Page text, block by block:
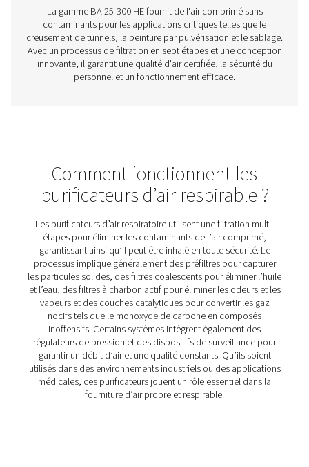
BA 25-300 HE Purificateurs d'air
La gamme BA 25-300 HE fournit de l'air comprimé
contaminants pour les applications critiques telles
creusement de tunnels, la peinture par pulvérisation et
Avec un processus de filtration en sept étapes et une
innovante, il garantit une qualité d'air certifiée, la
personnel et un fonctionnement efficace.